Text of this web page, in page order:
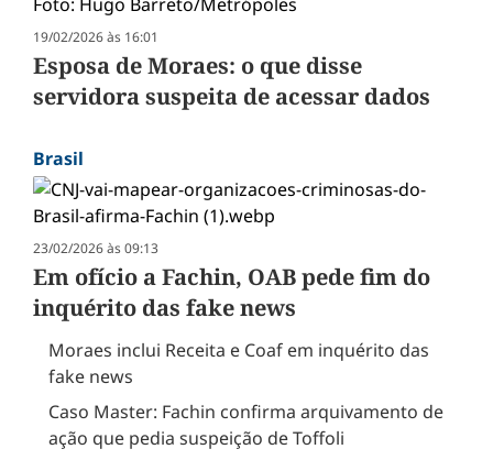
19/02/2026 às 16:01
Esposa de Moraes: o que disse
servidora suspeita de acessar dados
Brasil
23/02/2026 às 09:13
Em ofício a Fachin, OAB pede fim do
inquérito das fake news
Moraes inclui Receita e Coaf em inquérito das
fake news
Caso Master: Fachin confirma arquivamento de
ação que pedia suspeição de Toffoli